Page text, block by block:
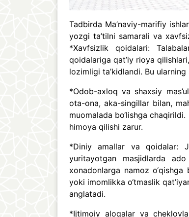
Tadbirda Ma’naviy-marifiy
yozgi ta’tilni samarali va
*Xavfsizlik qoidalari:
qoidalariga qat’iy rioya
lozimligi ta’kidlandi. Bu
*Odob-axloq va shaxsiy
ota-ona, aka-singillar bilan,
muomalada bo‘lishga
himoya qilishi zarur.
*Diniy amallar va qoidalar:
yuritayotgan masjidlarda
xonadonlarga namoz
yoki imomlikka o‘tmaslik
anglatadi.
*Ijtimoiy aloqalar va